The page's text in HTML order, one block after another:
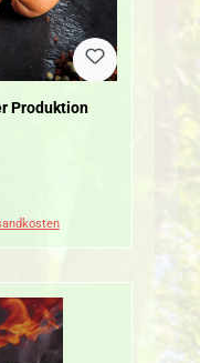
Produktion